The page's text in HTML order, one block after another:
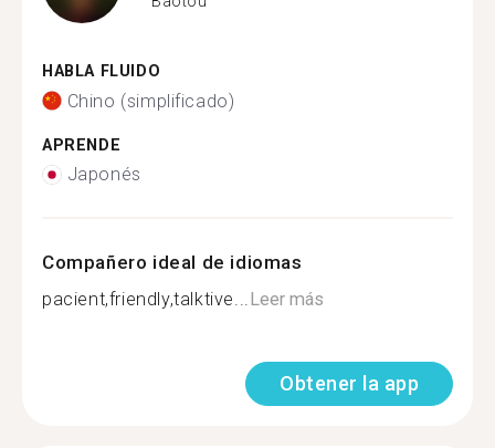
HABLA FLUIDO
Chino (simplificado)
APRENDE
Japonés
Compañero ideal de idiomas
pacient,friendly,talktive...Leer más
Obtener la app